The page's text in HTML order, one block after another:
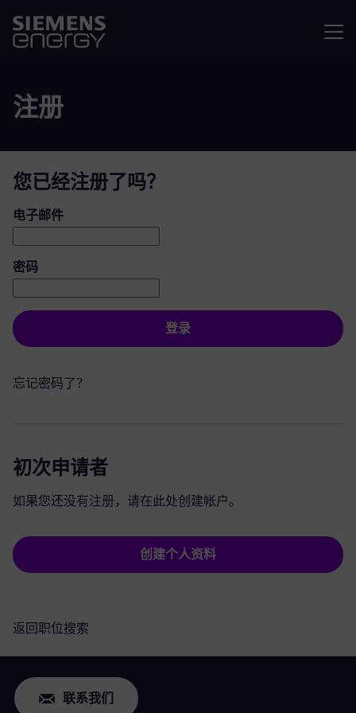
注册
您已经注册了吗？
登录：用户和密码
电子邮件
密码
登录
忘记密码了？
初次申请者
如果您还没有注册，请在此处创建帐户。
创建个人资料
返回职位搜索
联系我们